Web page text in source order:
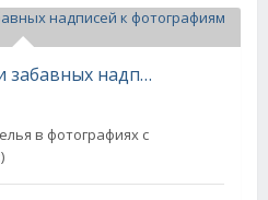
Подборка смешных и забавных надписей к фотографиям из нашей жизни
в фотографиях с